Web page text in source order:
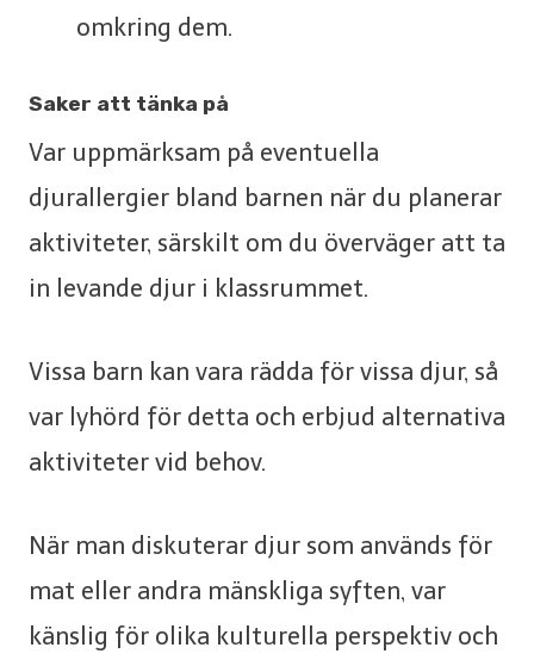
omkring dem.
Saker att tänka på
Var uppmärksam på eventuella
djurallergier bland barnen när du planerar
aktiviteter, särskilt om du överväger att ta
in levande djur i klassrummet.
Vissa barn kan vara rädda för vissa djur, så
var lyhörd för detta och erbjud alternativa
aktiviteter vid behov.
När man diskuterar djur som används för
mat eller andra mänskliga syften, var
känslig för olika kulturella perspektiv och